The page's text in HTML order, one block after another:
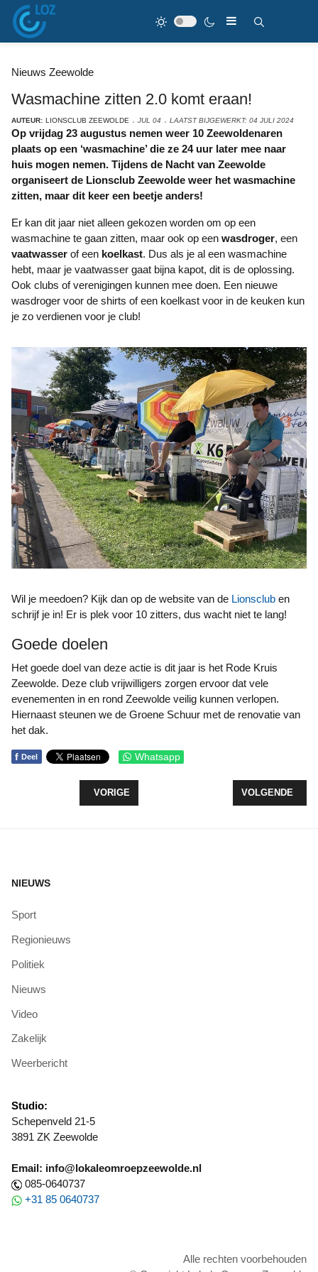
Nieuws Zeewolde
Wasmachine zitten 2.0 komt eraan!
AUTEUR: LIONSCLUB ZEEWOLDE JUL 04 LAATST BIJGEWERKT: 04 JULI 2024
Op vrijdag 23 augustus nemen weer 10 Zeewoldenaren
plaats op een ‘wasmachine’ die ze 24 uur later mee naar
huis mogen nemen. Tijdens de Nacht van Zeewolde
organiseert de Lionsclub Zeewolde weer het wasmachine
zitten, maar dit keer een beetje anders!
Er kan dit jaar niet alleen gekozen worden om op een
wasmachine te gaan zitten, maar ook op een wasdroger, een
vaatwasser of een koelkast. Dus als je al een wasmachine
hebt, maar je vaatwasser gaat bijna kapot, dit is de oplossing.
Ook clubs of verenigingen kunnen mee doen. Een nieuwe
wasdroger voor de shirts of een koelkast voor in de keuken kun
je zo verdienen voor je club!
Wil je meedoen? Kijk dan op de website van de Lionsclub en
schrijf je in! Er is plek voor 10 zitters, dus wacht niet te lang!
Goede doelen
Het goede doel van deze actie is dit jaar is het Rode Kruis
Zeewolde. Deze club vrijwilligers zorgen ervoor dat vele
evenementen in en rond Zeewolde veilig kunnen verlopen.
Hiernaast steunen we de Groene Schuur met de renovatie van
het dak.
f Deel Whatsapp
VORIG ARTIKEL: SPETTERENDE
VORIGE VOLGENDE
VOLGENDE
NIEUWS
Sport
Regionieuws
Politiek
Nieuws
Video
Zakelijk
Weerbericht
Studio:
Schepenveld 21-5
3891 ZK Zeewolde
Email: info@lokaleomroepzeewolde.nl
085-0640737
+31 85 0640737
Alle rechten voorbehouden